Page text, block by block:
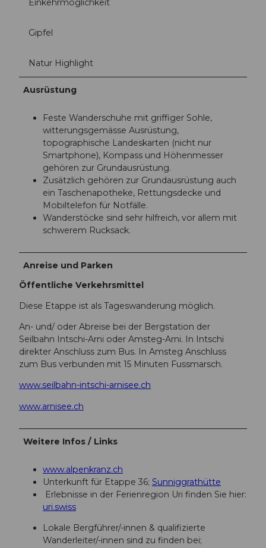
Gipfel
Natur Highlight
Ausrüstung
Feste Wanderschuhe mit griffiger Sohle,
witterungsgemässe Ausrüstung,
topographische Landeskarten (nicht nur
Smartphone), Kompass und Höhenmesser
gehören zur Grundausrüstung.
Zusätzlich gehören zur Grundausrüstung auch
ein Taschenapotheke, Rettungsdecke und
Mobiltelefon für Notfälle.
Wanderstöcke sind sehr hilfreich, vor allem mit
schwerem Rucksack.
Anreise und Parken
Öffentliche Verkehrsmittel
Diese Etappe ist als Tageswanderung möglich.
An- und/ oder Abreise bei der Bergstation der
Seilbahn Intschi-Arni oder Amsteg-Arni. In Intschi
direkter Anschluss zum Bus. In Amsteg Anschluss
zum Bus verbunden mit 15 Minuten Fussmarsch.
www.seilbahn-intschi-arnisee.ch
www.arnisee.ch
Weitere Infos / Links
www.alpenkranz.ch
Unterkunft für Etappe 36; Sunniggrathütte
Erlebnisse in der Ferienregion Uri finden Sie hier:
uri.swiss
Lokale Bergführer/-innen & qualifizierte
Wanderleiter/-innen sind zu finden bei;